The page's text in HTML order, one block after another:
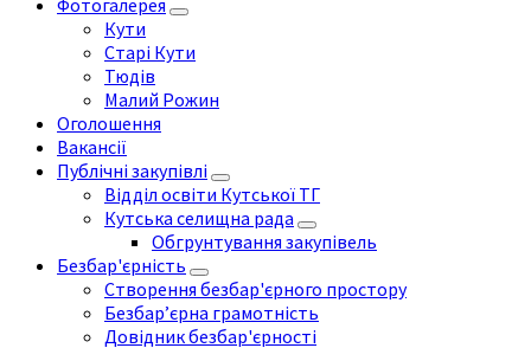
Фотогалерея
Кути
Старі Кути
Тюдів
Малий Рожин
Оголошення
Вакансії
Публічні закупівлі
Відділ освіти Кутської ТГ
Кутська селищна рада
Обгрунтування закупівель
Безбар'єрність
Створення безбар'єрного простору
Безбар’єрна грамотність
Довідник безбар'єрності